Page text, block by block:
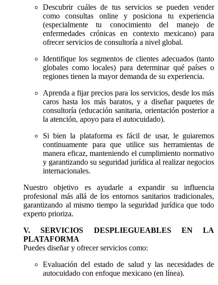
Descubrir cuáles de tus servicios se pueden vender
como consultas online y posiciona tu experiencia
(especialmente tu conocimiento del manejo de
enfermedades crónicas en contexto mexicano) para
ofrecer servicios de consultoría a nivel global.
Identifique los segmentos de clientes adecuados (tanto
globales como locales) para determinar qué países o
regiones tienen la mayor demanda de su experiencia.
Aprenda a fijar precios para los servicios, desde los más
caros hasta los más baratos, y a diseñar paquetes de
consultoría (educación sanitaria, orientación posterior a
la atención, apoyo para el autocuidado).
Si bien la plataforma es fácil de usar, le guiaremos
continuamente para que utilice sus herramientas de
manera eficaz, manteniendo el cumplimiento normativo
y garantizando su seguridad jurídica al realizar negocios
internacionales.
Nuestro objetivo es ayudarle a expandir su influencia
profesional más allá de los entornos sanitarios tradicionales,
garantizando al mismo tiempo la seguridad jurídica que todo
experto prioriza.
V. SERVICIOS DESPLIEGUEABLES EN LA
PLATAFORMA
Puedes diseñar y ofrecer servicios como:
Evaluación del estado de salud y las necesidades de
autocuidado con enfoque mexicano (en línea).